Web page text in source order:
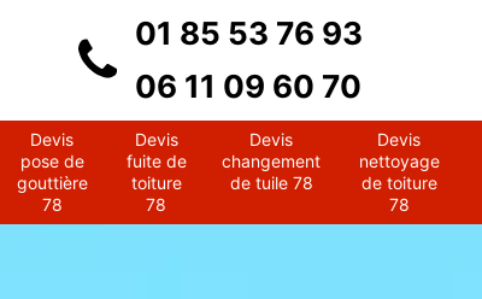
01 85 53 76 93
06 11 09 60 70
Devis
pose de
gouttière
78
Devis
fuite de
toiture
78
Devis
changement
de tuile 78
Devis
nettoyage
de toiture
78